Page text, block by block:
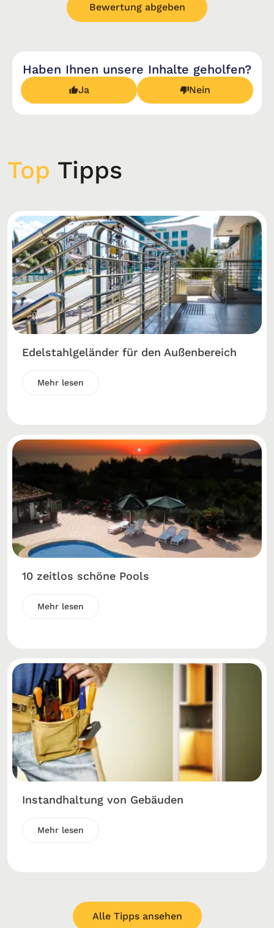
Bewertung abgeben
Haben Ihnen unsere Inhalte geholfen?
Ja Nein
Top Tipps
Edelstahlgeländer für den Außenbereich
Mehr lesen
10 zeitlos schöne Pools
Mehr lesen
Instandhaltung von Gebäuden
Mehr lesen
Alle Tipps ansehen